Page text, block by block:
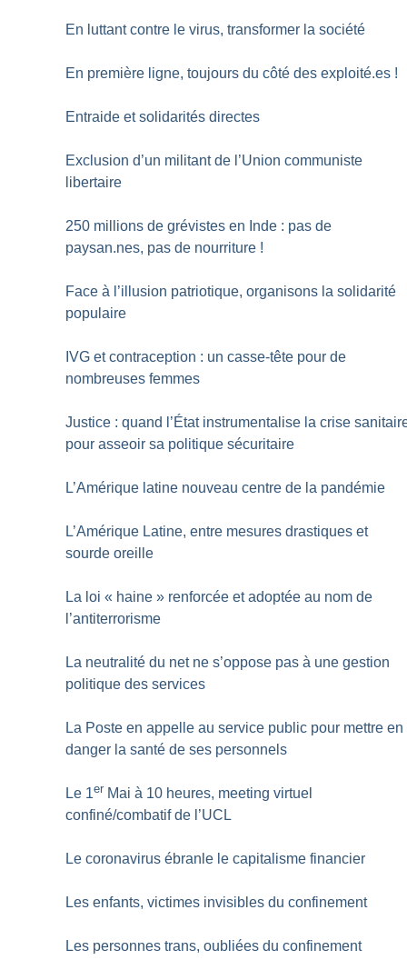
En luttant contre le virus, transformer la société
En première ligne, toujours du côté des exploité.es !
Entraide et solidarités directes
Exclusion d’un militant de l’Union communiste
libertaire
250 millions de grévistes en Inde : pas de
paysan.nes, pas de nourriture !
Face à l’illusion patriotique, organisons la solidarité
populaire
IVG et contraception : un casse-tête pour de
nombreuses femmes
Justice : quand l’État instrumentalise la crise
pour asseoir sa politique sécuritaire
L’Amérique latine nouveau centre de la pandémie
L’Amérique Latine, entre mesures drastiques et
sourde oreille
La loi « haine » renforcée et adoptée au nom de
l’antiterrorisme
La neutralité du net ne s’oppose pas à une gestion
politique des services
La Poste en appelle au service public pour mettre en
danger la santé de ses personnels
Le 1er Mai à 10 heures, meeting virtuel
confiné/combatif de l’UCL
Le coronavirus ébranle le capitalisme financier
Les enfants, victimes invisibles du confinement
Les personnes trans, oubliées du confinement